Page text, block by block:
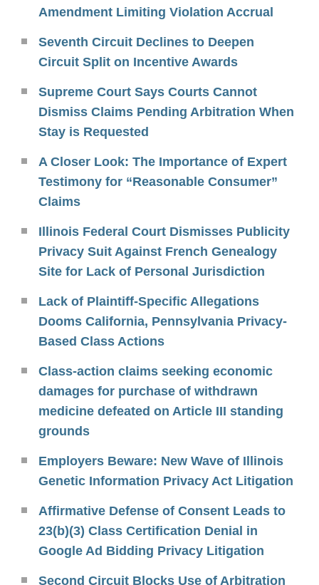
Amendment Limiting Violation Accrual
Seventh Circuit Declines to Deepen
Circuit Split on Incentive Awards
Supreme Court Says Courts Cannot
Dismiss Claims Pending Arbitration When
Stay is Requested
A Closer Look: The Importance of Expert
Testimony for “Reasonable Consumer”
Claims
Illinois Federal Court Dismisses Publicity
Privacy Suit Against French Genealogy
Site for Lack of Personal Jurisdiction
Lack of Plaintiff-Specific Allegations
Dooms California, Pennsylvania Privacy-
Based Class Actions
Class-action claims seeking economic
damages for purchase of withdrawn
medicine defeated on Article III standing
grounds
Employers Beware: New Wave of Illinois
Genetic Information Privacy Act Litigation
Affirmative Defense of Consent Leads to
23(b)(3) Class Certification Denial in
Google Ad Bidding Privacy Litigation
Second Circuit Blocks Use of Arbitration